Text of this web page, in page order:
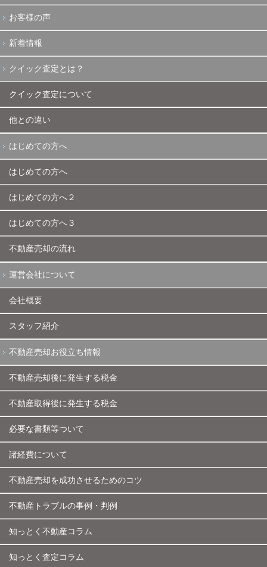
お客様の声
新着情報
クイック査定とは？
クイック査定について
他との違い
はじめての方へ
はじめての方へ
はじめての方へ２
はじめての方へ３
不動産売却の流れ
運営会社について
会社概要
スタッフ紹介
不動産売却お役立ち情報
不動産売却後に発生する税金
不動産取得後に発生する税金
必要な書類等ついて
諸経費について
不動産売却を成功させるためのコツ
不動産トラブルの事例・判例
知っとく不動産コラム
知っとく査定コラム